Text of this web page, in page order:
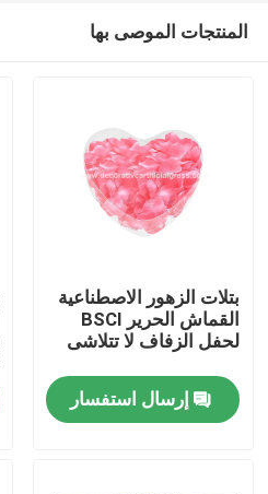
مسكن
منتجات
معلومات عنا
المنتجات الموصى بها
بتلات الزهور الاصطناعية
القماش الحرير BSCI
لحفل الزفاف لا تتلاشى
إرسال استفسار